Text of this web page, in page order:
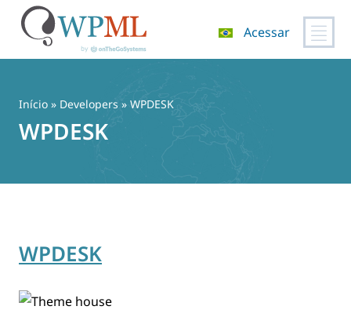
Acessar
Início » Developers » WPDESK
WPDESK
WPDESK